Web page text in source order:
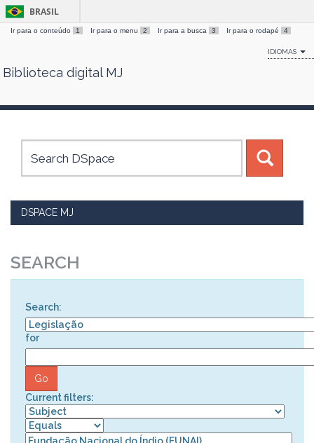
Skip
BRASIL
Ir para o conteúdo 1 Ir para o menu 2 Ir para a busca 3 Ir para o rodapé 4
IDIOMAS
Biblioteca digital MJ
DSPACE MJ
SEARCH
Search:
for
Current filters: